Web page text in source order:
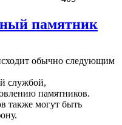
памятник
обычно следующим
службой,
памятников.
также могут быть